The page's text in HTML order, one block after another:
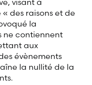
visant à
des raisons et de
la
ne contiennent
aux
évènements
la nullité de la